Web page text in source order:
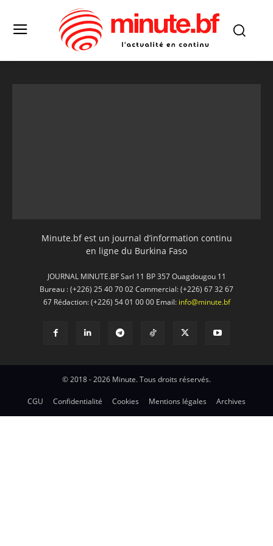
Minute.bf est un journal d’information continu
en ligne du Burkina Faso
JOURNAL MINUTE.BF Sarl 11 BP 357 Ouagdougou 11
Bureau : (+226) 25 40 70 02 Commercial: (+226) 67 32 67
67 Rédaction: (+226) 54 01 00 00 Email: info@minute.bf
© 2018 - 2026 Minute. Tous droits réservés.
CGU Confidentialité Cookies Mentions légales Archives